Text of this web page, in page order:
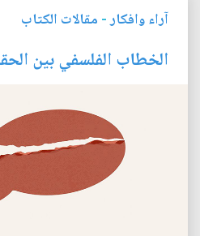
آراء وافكار- مقالات الكتاب
الخطاب الفلسفي بين